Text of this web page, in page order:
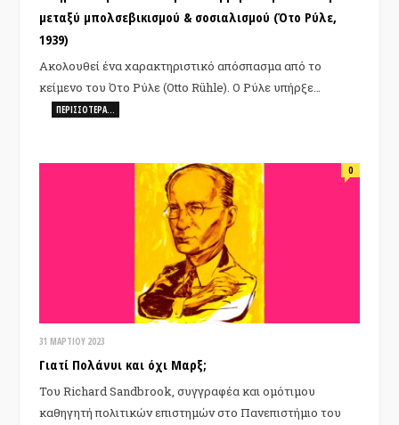
μεταξύ μπολσεβικισμού & σοσιαλισμού (Ότο Ρύλε,
1939)
Ακολουθεί ένα χαρακτηριστικό απόσπασμα από το
κείμενο του Ότο Ρύλε (Otto Rühle). Ο Ρύλε υπήρξε…
ΠΕΡΙΣΣΌΤΕΡΑ…
31 ΜΑΡΤΊΟΥ 2023
0
Γιατί Πολάνυι και όχι Μαρξ;
Του Richard Sandbrook, συγγραφέα και ομότιμου
καθηγητή πολιτικών επιστημών στο Πανεπιστήμιο του